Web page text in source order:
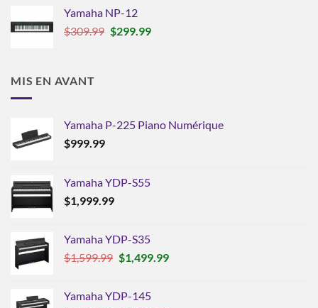
Yamaha NP-12
$309.99 Le
$299.99Le
MIS EN AVANT
Yamaha P-225 Piano Numérique
$999.99
Yamaha YDP-S55
$1,999.99
Yamaha YDP-S35
$1,599.99 Le
était :
$1,499.99Le
Yamaha YDP-145